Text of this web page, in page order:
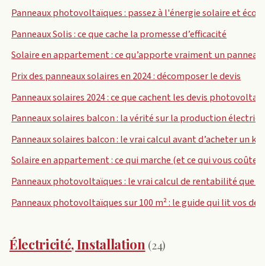
Panneaux photovoltaïques : passez à l'énergie solaire et
Panneaux Solis : ce que cache la promesse d’efficacité
Solaire en appartement : ce qu’apporte vraiment un
Prix des panneaux solaires en 2024 : décomposer le devis
Panneaux solaires 2024 : ce que cachent les devis
Panneaux solaires balcon : la vérité sur la production
Panneaux solaires balcon : le vrai calcul avant d’acheter un
Solaire en appartement : ce qui marche (et ce qui vous
Panneaux photovoltaïques : le vrai calcul de rentabilité que
Panneaux photovoltaïques sur 100 m² : le guide qui lit vos
Électricité, Installation (24)